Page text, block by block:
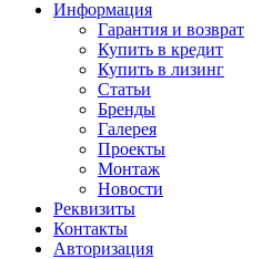
Информация
Гарантия и возврат
Купить в кредит
Купить в лизинг
Статьи
Бренды
Галерея
Проекты
Монтаж
Новости
Реквизиты
Контакты
Авторизация